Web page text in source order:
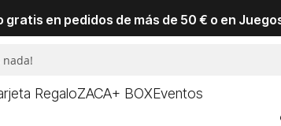
gratis en pedidos de más de 50 € o en
RegaloZACA+ BOXEventos